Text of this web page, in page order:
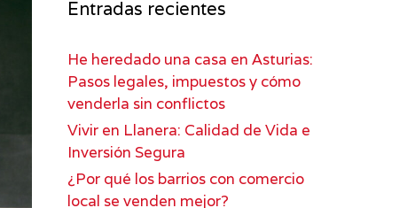
Entradas recientes
He heredado una casa en Asturias:
Pasos legales, impuestos y cómo
venderla sin conflictos
Vivir en Llanera: Calidad de Vida e
Inversión Segura
¿Por qué los barrios con comercio
local se venden mejor?